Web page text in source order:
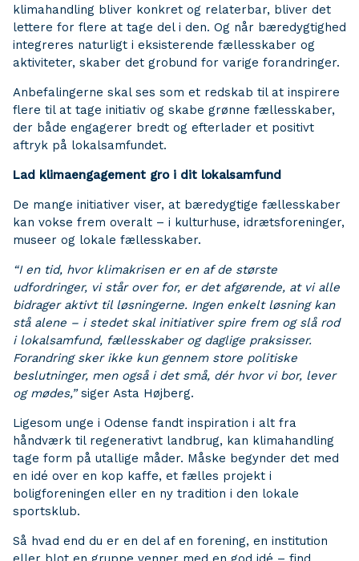
klimahandling bliver konkret og relaterbar, bliver det
lettere for flere at tage del i den. Og når bæredygtighed
integreres naturligt i eksisterende fællesskaber og
aktiviteter, skaber det grobund for varige forandringer.
Anbefalingerne skal ses som et redskab til at inspirere
flere til at tage initiativ og skabe grønne fællesskaber,
der både engagerer bredt og efterlader et positivt
aftryk på lokalsamfundet.
Lad klimaengagement gro i dit lokalsamfund
De mange initiativer viser, at bæredygtige fællesskaber
kan vokse frem overalt – i kulturhuse, idrætsforeninger,
museer og lokale fællesskaber.
“I en tid, hvor klimakrisen er en af de største
udfordringer, vi står over for, er det afgørende, at vi alle
bidrager aktivt til løsningerne. Ingen enkelt løsning kan
stå alene – i stedet skal initiativer spire frem og slå rod
i lokalsamfund, fællesskaber og daglige praksisser.
Forandring sker ikke kun gennem store politiske
beslutninger, men også i det små, dér hvor vi bor, lever
og mødes,”siger Asta Højberg.
Ligesom unge i Odense fandt inspiration i alt fra
håndværk til regenerativt landbrug, kan klimahandling
tage form på utallige måder. Måske begynder det med
en idé over en kop kaffe, et fælles projekt i
boligforeningen eller en ny tradition i den lokale
sportsklub.
Så hvad end du er en del af en forening, en institution